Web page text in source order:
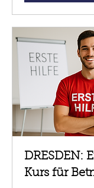
DRESDEN:
Kurs für